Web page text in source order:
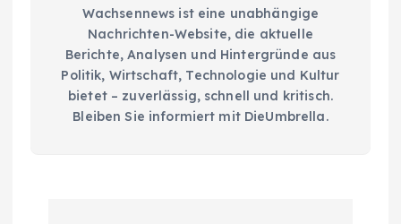
Wachsennews ist eine unabhängige
Nachrichten-Website, die aktuelle
Berichte, Analysen und Hintergründe aus
Politik, Wirtschaft, Technologie und Kultur
bietet – zuverlässig, schnell und kritisch.
Bleiben Sie informiert mit DieUmbrella.